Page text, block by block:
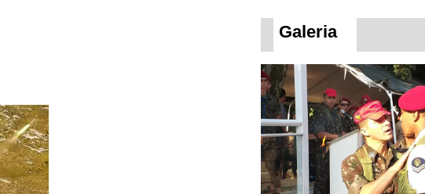
Galeria